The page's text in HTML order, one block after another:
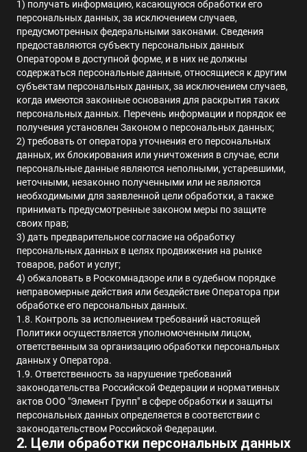
1) получать информацию, касающуюся обработки его
персональных данных, за исключением случаев,
предусмотренных федеральными законами. Сведения
предоставляются субъекту персональных данных
Оператором в доступной форме, и в них не должны
содержаться персональные данные, относящиеся к другим
субъектам персональных данных, за исключением случаев,
когда имеются законные основания для раскрытия таких
персональных данных. Перечень информации и порядок ее
получения установлен Законом о персональных данных;
2) требовать от оператора уточнения его персональных
данных, их блокирования или уничтожения в случае, если
персональные данные являются неполными, устаревшими,
неточными, незаконно полученными или не являются
необходимыми для заявленной цели обработки, а также
принимать предусмотренные законом меры по защите
своих прав;
3) дать предварительное согласие на обработку
персональных данных в целях продвижения на рынке
товаров, работ и услуг;
4) обжаловать в Роскомнадзоре или в судебном порядке
неправомерные действия или бездействие Оператора при
обработке его персональных данных.
1.8. Контроль за исполнением требований настоящей
Политики осуществляется уполномоченным лицом,
ответственным за организацию обработки персональных
данных у Оператора.
1.9. Ответственность за нарушение требований
законодательства Российской Федерации и нормативных
актов ООО "Элемент Групп" в сфере обработки и защиты
персональных данных определяется в соответствии с
законодательством Российской Федерации.
2. Цели обработки персональных данных